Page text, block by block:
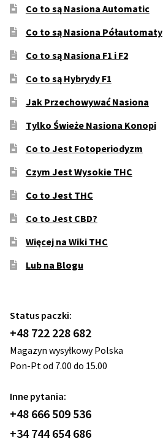
Co to są Nasiona Automatic
Co to są Nasiona Półautomaty
Co to są Nasiona F1 i F2
Co to są Hybrydy F1
Jak Przechowywać Nasiona
Tylko Świeże Nasiona Konopi
Co to Jest Fotoperiodyzm
Czym Jest Wysokie THC
Co to Jest THC
Co to Jest CBD?
Więcej na Wiki THC
Lub na Blogu
Status paczki:
+48 722 228 682
Magazyn wysyłkowy Polska
Pon-Pt od 7.00 do 15.00
Inne pytania:
+48 666 509 536
+34 744 654 686